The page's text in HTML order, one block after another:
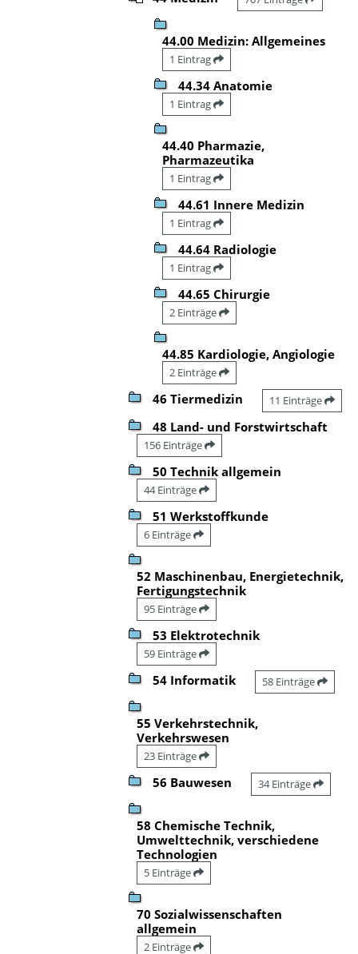
44.00 Medizin: Allgemeines
1 Eintrag
44.34 Anatomie
1 Eintrag
44.40 Pharmazie,
Pharmazeutika
1 Eintrag
44.61 Innere Medizin
1 Eintrag
44.64 Radiologie
1 Eintrag
44.65 Chirurgie
2 Einträge
44.85 Kardiologie, Angiologie
2 Einträge
46 Tiermedizin 11 Einträge
48 Land- und Forstwirtschaft
156 Einträge
50 Technik allgemein
44 Einträge
51 Werkstoffkunde
6 Einträge
52 Maschinenbau, Energietechnik,
Fertigungstechnik
95 Einträge
53 Elektrotechnik
59 Einträge
54 Informatik 58 Einträge
55 Verkehrstechnik,
Verkehrswesen
23 Einträge
56 Bauwesen 34 Einträge
58 Chemische Technik,
Umwelttechnik, verschiedene
Technologien
5 Einträge
70 Sozialwissenschaften
allgemein
2 Einträge